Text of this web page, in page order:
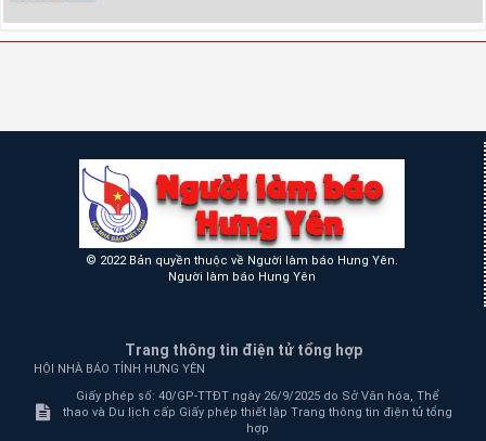
© 2022 Bản quyền thuộc về Người làm báo Hưng Yên.
Người làm báo Hưng Yên
Trang thông tin điện tử tổng hợp
HỘI NHÀ BÁO TỈNH HƯNG YÊN
Giấy phép số: 40/GP-TTĐT ngày 26/9/2025 do Sở Văn hóa, Thể
thao và Du lịch cấp Giấy phép thiết lập Trang thông tin điện tử tổng
hợp